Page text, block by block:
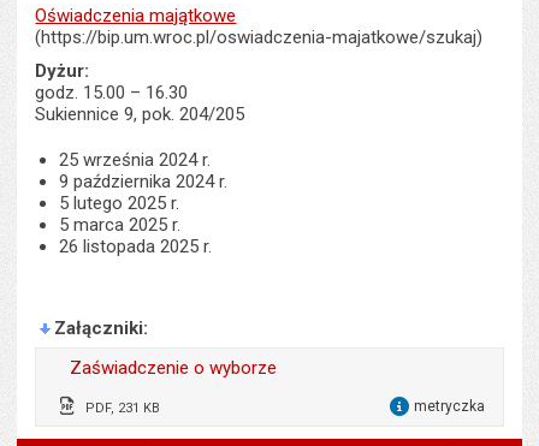
Oświadczenia majątkowe
(https://bip.um.wroc.pl/oswiadczenia-majatkowe/szukaj)
Dyżur:
godz. 15.00 – 16.30
Sukiennice 9, pok. 204/205
25 września 2024 r.
9 października 2024 r.
5 lutego 2025 r.
5 marca 2025 r.
26 listopada 2025 r.
Załączniki
Zaświadczenie o wyborze
PDF, 231 KB metryczka